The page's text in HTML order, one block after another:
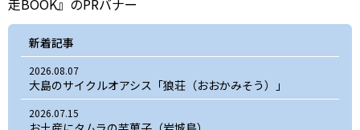
新着記事
2026.08.07
大島のサイクルオアシス「狼荘（おおかみそう）」
2026.07.15